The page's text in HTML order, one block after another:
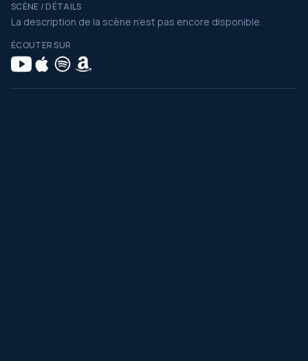
SCÈNE / DÉTAILS
La description de la scène n’est pas encore disponible.
ÉCOUTER SUR